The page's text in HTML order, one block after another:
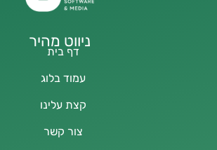
ניווט מהיר
דף בית
עמוד בלוג
קצת עלינו
צור קשר